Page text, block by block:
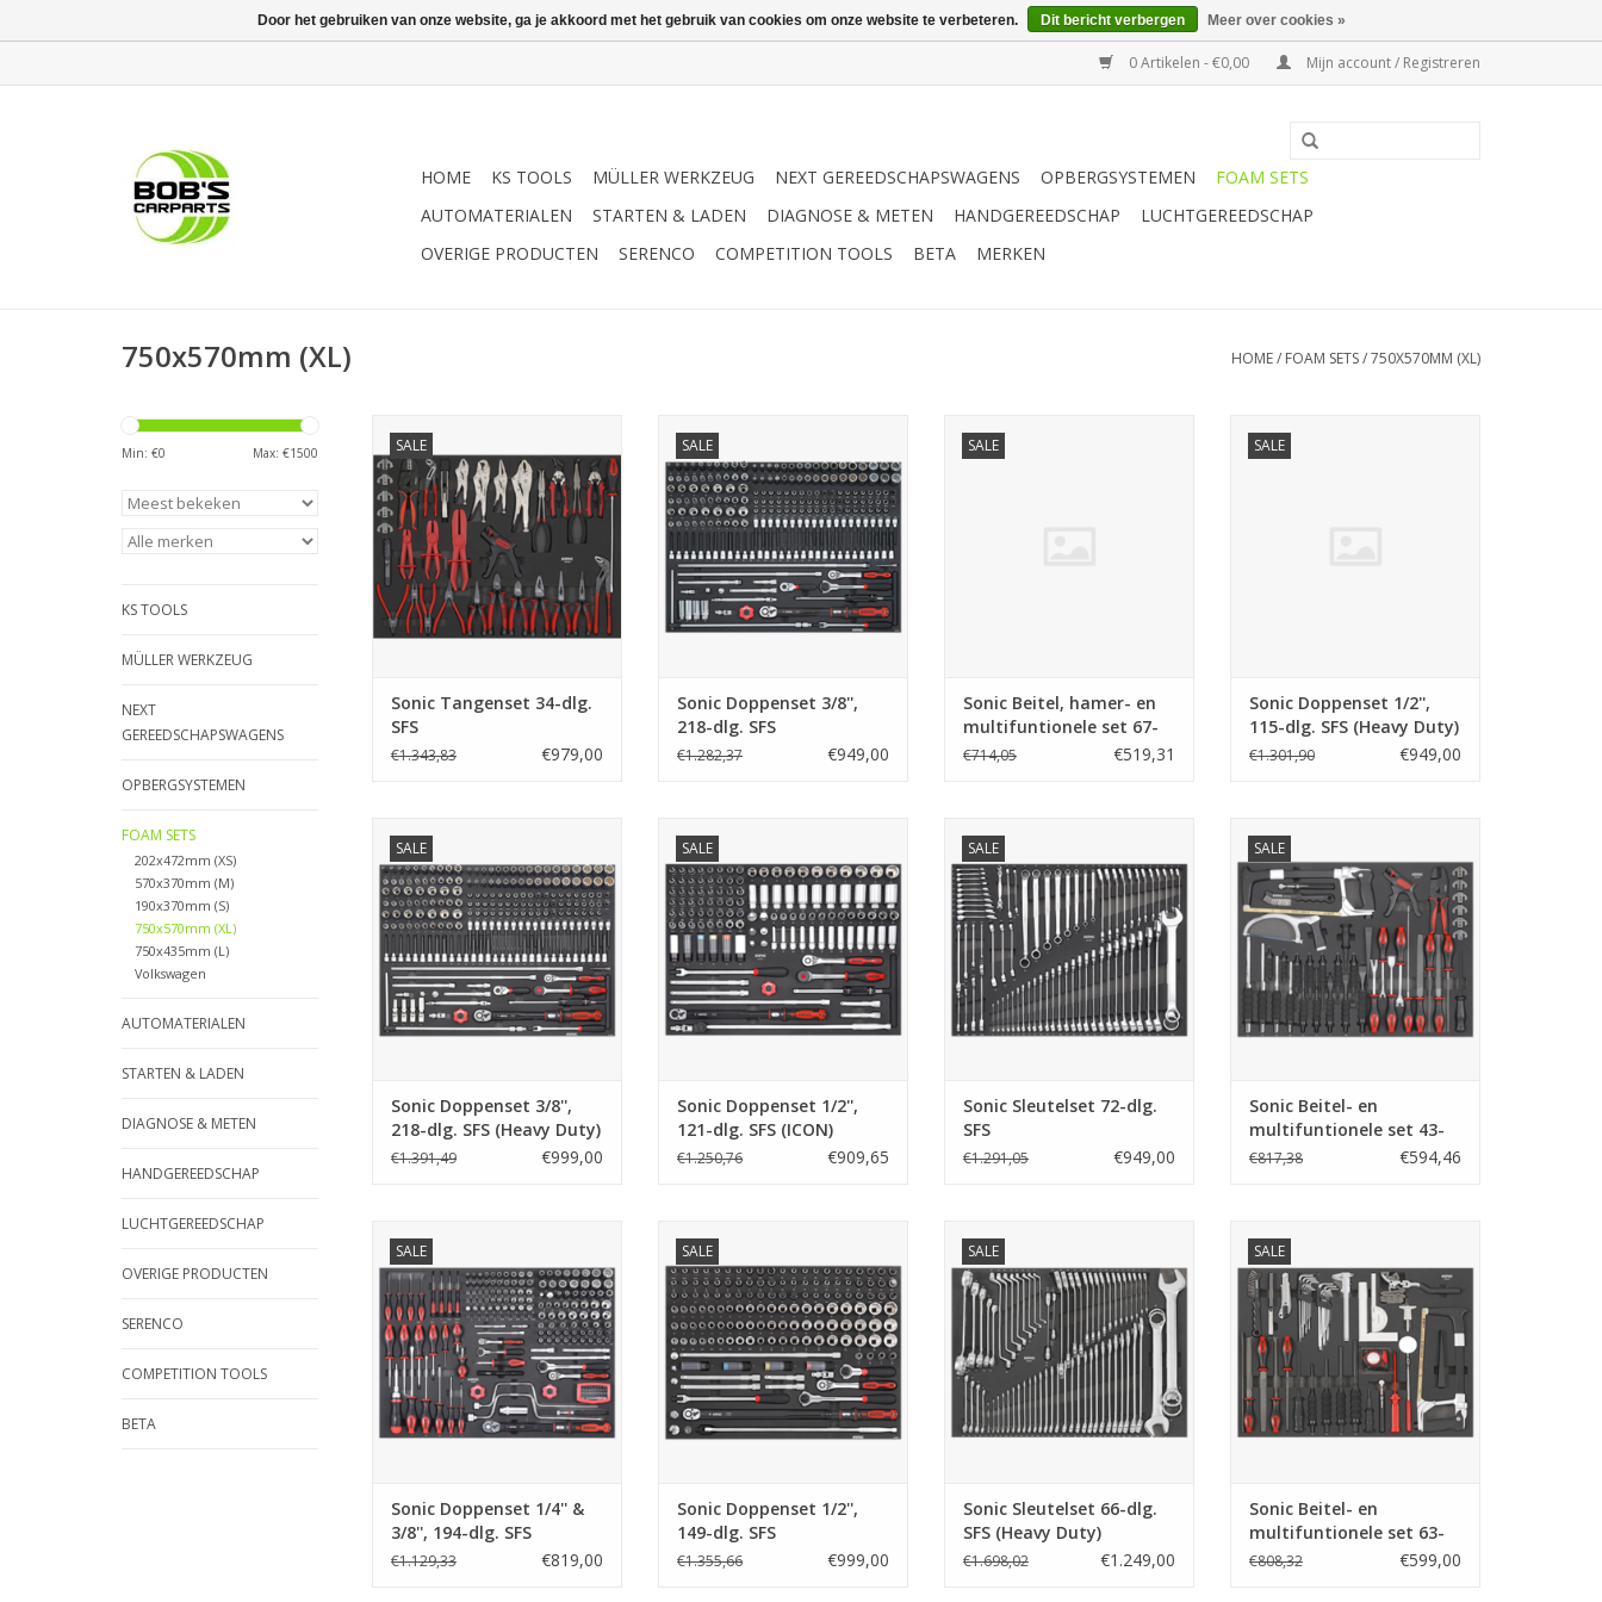
0 Artikelen - €0,00 Mijn account / Registreren
HOME KS TOOLS MÜLLER WERKZEUG NEXT GEREEDSCHAPSWAGENS OPBERGSYSTEMEN
FOAM SETS
AUTOMATERIALEN
STARTEN & LADEN DIAGNOSE & METEN HANDGEREEDSCHAP
LUCHTGEREEDSCHAP
OVERIGE PRODUCTEN
SERENCO COMPETITION TOOLS BETA MERKEN
750x570mm (XL) HOME/ FOAM SETS/750X570MM (XL)
Min: €0 Max: €1500
KS TOOLS
MÜLLER WERKZEUG
NEXT
GEREEDSCHAPSWAGENS
OPBERGSYSTEMEN
FOAM SETS
202x472mm (XS)
570x370mm (M)
190x370mm (S)
750x570mm (XL)
750x435mm (L)
Volkswagen
AUTOMATERIALEN
STARTEN & LADEN
DIAGNOSE & METEN
HANDGEREEDSCHAP
LUCHTGEREEDSCHAP
OVERIGE PRODUCTEN
SERENCO
COMPETITION TOOLS
BETA
SALE
TOEVOEGEN AAN WINKELWAGEN
Sonic Tangenset 34-dlg.
SFS
€1.343,83 €979,00
SALE
TOEVOEGEN AAN WINKELWAGEN
Sonic Doppenset 3/8'',
218-dlg. SFS
€1.282,37 €949,00
SALE
multifuntionele set 67-dlg. SFS
Sonic Beitel, hamer- en
multifuntionele set 67-
dlg. SFS
€714,05 €519,31
SALE
Sonic Doppenset 1/2'',
115-dlg. SFS (Heavy Duty)
€1.301,90 €949,00
SALE
TOEVOEGEN AAN WINKELWAGEN
Sonic Doppenset 3/8'',
218-dlg. SFS (Heavy Duty)
€1.391,49 €999,00
SALE
TOEVOEGEN AAN WINKELWAGEN
Sonic Doppenset 1/2'',
121-dlg. SFS (ICON)
€1.250,76 €909,65
SALE
TOEVOEGEN AAN WINKELWAGEN
Sonic Sleutelset 72-dlg.
SFS
€1.291,05 €949,00
SALEset 43-dlg. SFS (Fendt)
TOEVOEGEN AAN WINKELWAGEN
Sonic Beitel- en
multifuntionele set 43-
dlg. SFS (Fendt)
€817,38 €594,46
SALE194-dlg. SFS (Aviation)
TOEVOEGEN AAN WINKELWAGEN
Sonic Doppenset 1/4'' &
3/8'', 194-dlg. SFS
(Aviation)
€1.129,33 €819,00
SALE
TOEVOEGEN AAN WINKELWAGEN
Sonic Doppenset 1/2'',
149-dlg. SFS
€1.355,66 €999,00
SALE
TOEVOEGEN AAN WINKELWAGEN
Sonic Sleutelset 66-dlg.
SFS (Heavy Duty)
€1.698,02 €1.249,00
SALE
set 63-dlg. SFS (Heavy Duty)
TOEVOEGEN AAN WINKELWAGEN
Sonic Beitel- en
multifuntionele set 63-
dlg. SFS (Heavy Duty)
€808,32 €599,00
Door het gebruiken van onze website, ga je akkoord met het gebruik van cookies om onze website te verbeteren. Dit bericht verbergen Meer over cookies »